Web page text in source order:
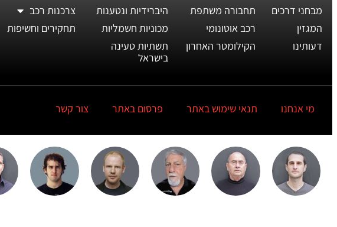
מבחני דרכים
המגזין
דעותינו
תחבורה משתפת
רכב אוטונומי
הקילומטר האחרון
היברידיות ונטענות
מכוניות חשמליות
תשתיות טעינה
בישראל
צרכנות רכב
תחקירים וחשיפות
מי אנחנו תנאי שימוש באתר פרסום באתר צור קשר